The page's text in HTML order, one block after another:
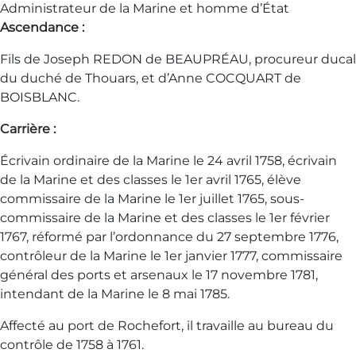
Administrateur de la Marine et homme d’État
Ascendance :
Fils de Joseph REDON de BEAUPRÉAU, procureur ducal
du duché de Thouars, et d’Anne COCQUART de
BOISBLANC.
Carrière :
Écrivain ordinaire de la Marine le 24 avril 1758, écrivain
de la Marine et des classes le 1er avril 1765, élève
commissaire de la Marine le 1er juillet 1765, sous-
commissaire de la Marine et des classes le 1er février
1767, réformé par l’ordonnance du 27 septembre 1776,
contrôleur de la Marine le 1er janvier 1777, commissaire
général des ports et arsenaux le 17 novembre 1781,
intendant de la Marine le 8 mai 1785.
Affecté au port de Rochefort, il travaille au bureau du
contrôle de 1758 à 1761.